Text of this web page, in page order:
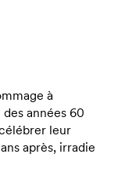
à
années 60
leur
après, irradie